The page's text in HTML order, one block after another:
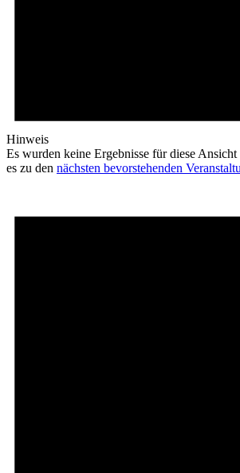
Hinweis
Es wurden keine Ergebnisse für diese
es zu den nächsten bevorstehenden